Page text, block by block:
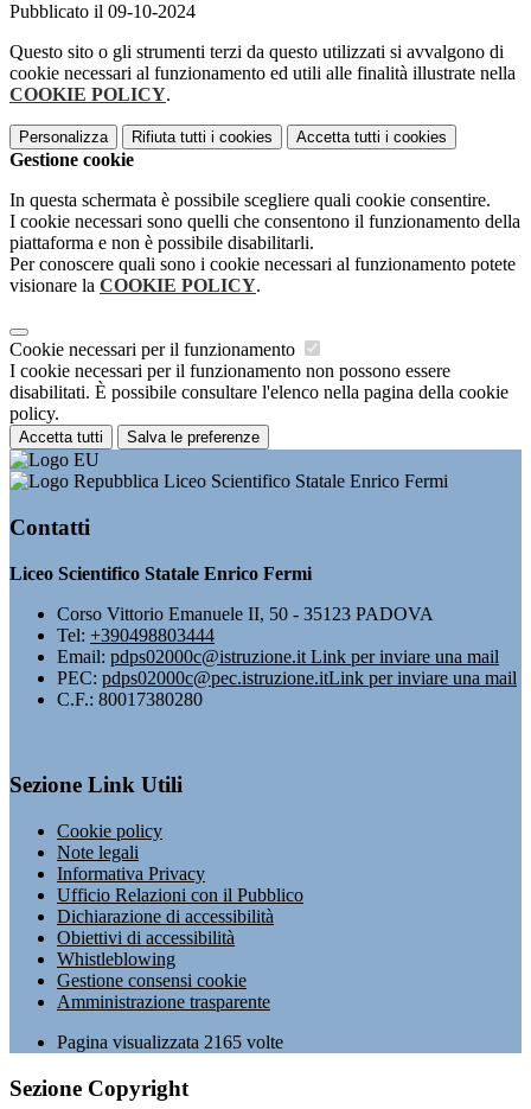
Pubblicato il 09-10-2024
Questo sito o gli strumenti terzi da questo utilizzati si avvalgono di
cookie necessari al funzionamento ed utili alle finalità illustrate nella
COOKIE POLICY.
Personalizza Rifiuta tutti i cookies Accetta tutti i cookies
Gestione cookie
In questa schermata è possibile scegliere quali cookie consentire.
I cookie necessari sono quelli che consentono il funzionamento della
piattaforma e non è possibile disabilitarli.
Per conoscere quali sono i cookie necessari al funzionamento potete
visionare la COOKIE POLICY.
Cookie necessari per il funzionamento
I cookie necessari per il funzionamento non possono essere
disabilitati. È possibile consultare l'elenco nella pagina della cookie
policy.
Accetta tutti Salva le preferenze
Liceo Scientifico Statale Enrico Fermi
Contatti
Liceo Scientifico Statale Enrico Fermi
Corso Vittorio Emanuele II, 50 - 35123 PADOVA
Tel: +390498803444
Email: pdps02000c@istruzione.it Link per inviare una mail
PEC: pdps02000c@pec.istruzione.itLink per inviare una mail
C.F.: 80017380280
Sezione Link Utili
Cookie policy
Note legali
Informativa Privacy
Ufficio Relazioni con il Pubblico
Dichiarazione di accessibilità
Obiettivi di accessibilità
Whistleblowing
Gestione consensi cookie
Amministrazione trasparente
Pagina visualizzata 2165 volte
Sezione Copyright